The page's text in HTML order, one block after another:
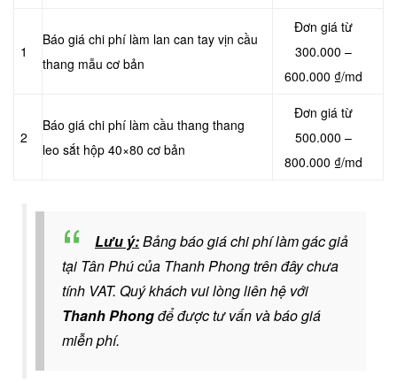
1
Báo giá chi phí làm lan can tay vịn cầu
thang mẫu cơ bản
Đơn giá từ
300.000 –
600.000 ₫/md
2
Báo giá chi phí làm cầu thang thang
leo sắt hộp 40×80 cơ bản
Đơn giá từ
500.000 –
800.000 ₫/md
Lưu ý:Bảng báo giá chi phí làm gác giả
tại Tân Phú của Thanh Phong trên đây chưa
tính VAT. Quý khách vui lòng liên hệ với
Thanh Phongđể được tư vấn và báo giá
miễn phí.